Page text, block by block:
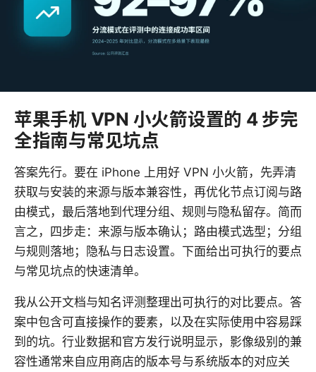
苹果手机 VPN 小火箭设置的 4 步完
全指南与常见坑点
答案先行。要在 iPhone 上用好 VPN 小火箭，先弄清
获取与安装的来源与版本兼容性，再优化节点订阅与路
由模式，最后落地到代理分组、规则与隐私留存。简而
言之，四步走：来源与版本确认；路由模式选型；分组
与规则落地；隐私与日志设置。下面给出可执行的要点
与常见坑点的快速清单。
我从公开文档与知名评测整理出可执行的对比要点。答
案中包含可直接操作的要素，以及在实际使用中容易踩
到的坑。行业数据和官方发行说明显示，影像级别的兼
容性通常来自应用商店的版本号与系统版本的对应关